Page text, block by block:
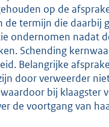
op de
de termijn die daarbij
ondernomen nadat
Schending
Belangrijke
door verweerder
bij klaagster
de voortgang van